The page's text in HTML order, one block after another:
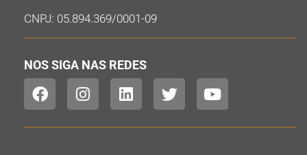
CNPJ: 05.894.369/0001-09
NOS SIGA NAS REDES